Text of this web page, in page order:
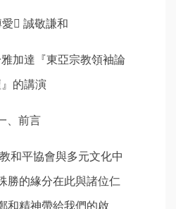
 誠敬謙和
加達『東亞宗教領袖論
的講演
、前言
和平協會與多元文化中
勝的緣分在此與諸位仁
和精神帶給我們的啟